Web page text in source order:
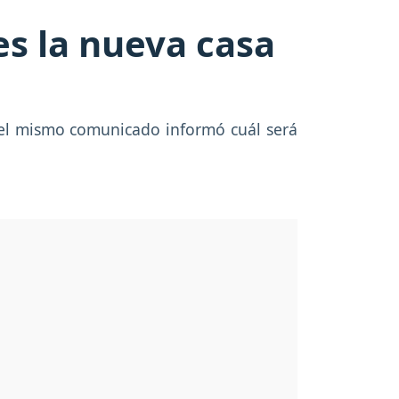
la nueva casa
mismo comunicado informó cuál será